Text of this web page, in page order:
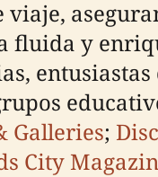
viaje,
fluida y
entusiastas
Galleries;
City